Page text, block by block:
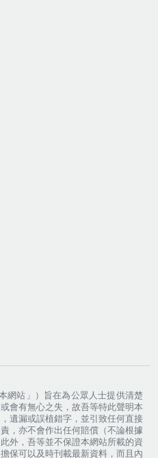
網站」）旨在為公眾人士提供清楚
會有無心之失，故吾等特此聲明本
遺漏或誤植錯字，並引致任何直接
，亦不會作出任何賠償（不論根據
外，吾等並不保證本網站所載的資
保可以及時刊載最新資料，而且內